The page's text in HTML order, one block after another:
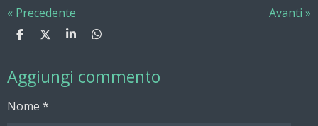
« Precedente Avanti »
C
d
i
i
C
d
i
i
C
d
i
C
d
i
Aggiungi commento
Nome *